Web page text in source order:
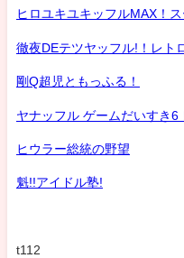
ヒロユキユキッフルMAX！
徹夜DEテツヤッフル!！レト
剛Q超児ともっふる！
ヤナッフル ゲームだいすき6
ヒウラー総統の野望
魁!!アイドル塾!
t112